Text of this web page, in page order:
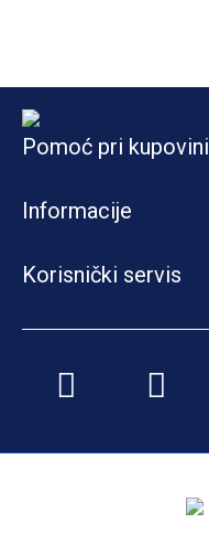
Pomoć pri kupovini
Informacije
Korisnički servis